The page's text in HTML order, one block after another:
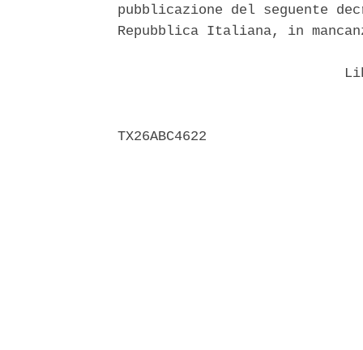
pubblicazione del seguente
Repubblica Italiana, in